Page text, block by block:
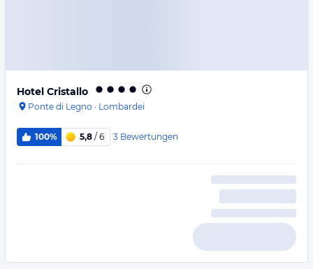
Hotel Cristallo
Ponte di Legno · Lombardei
100% 5,8 / 6 3 Bewertungen